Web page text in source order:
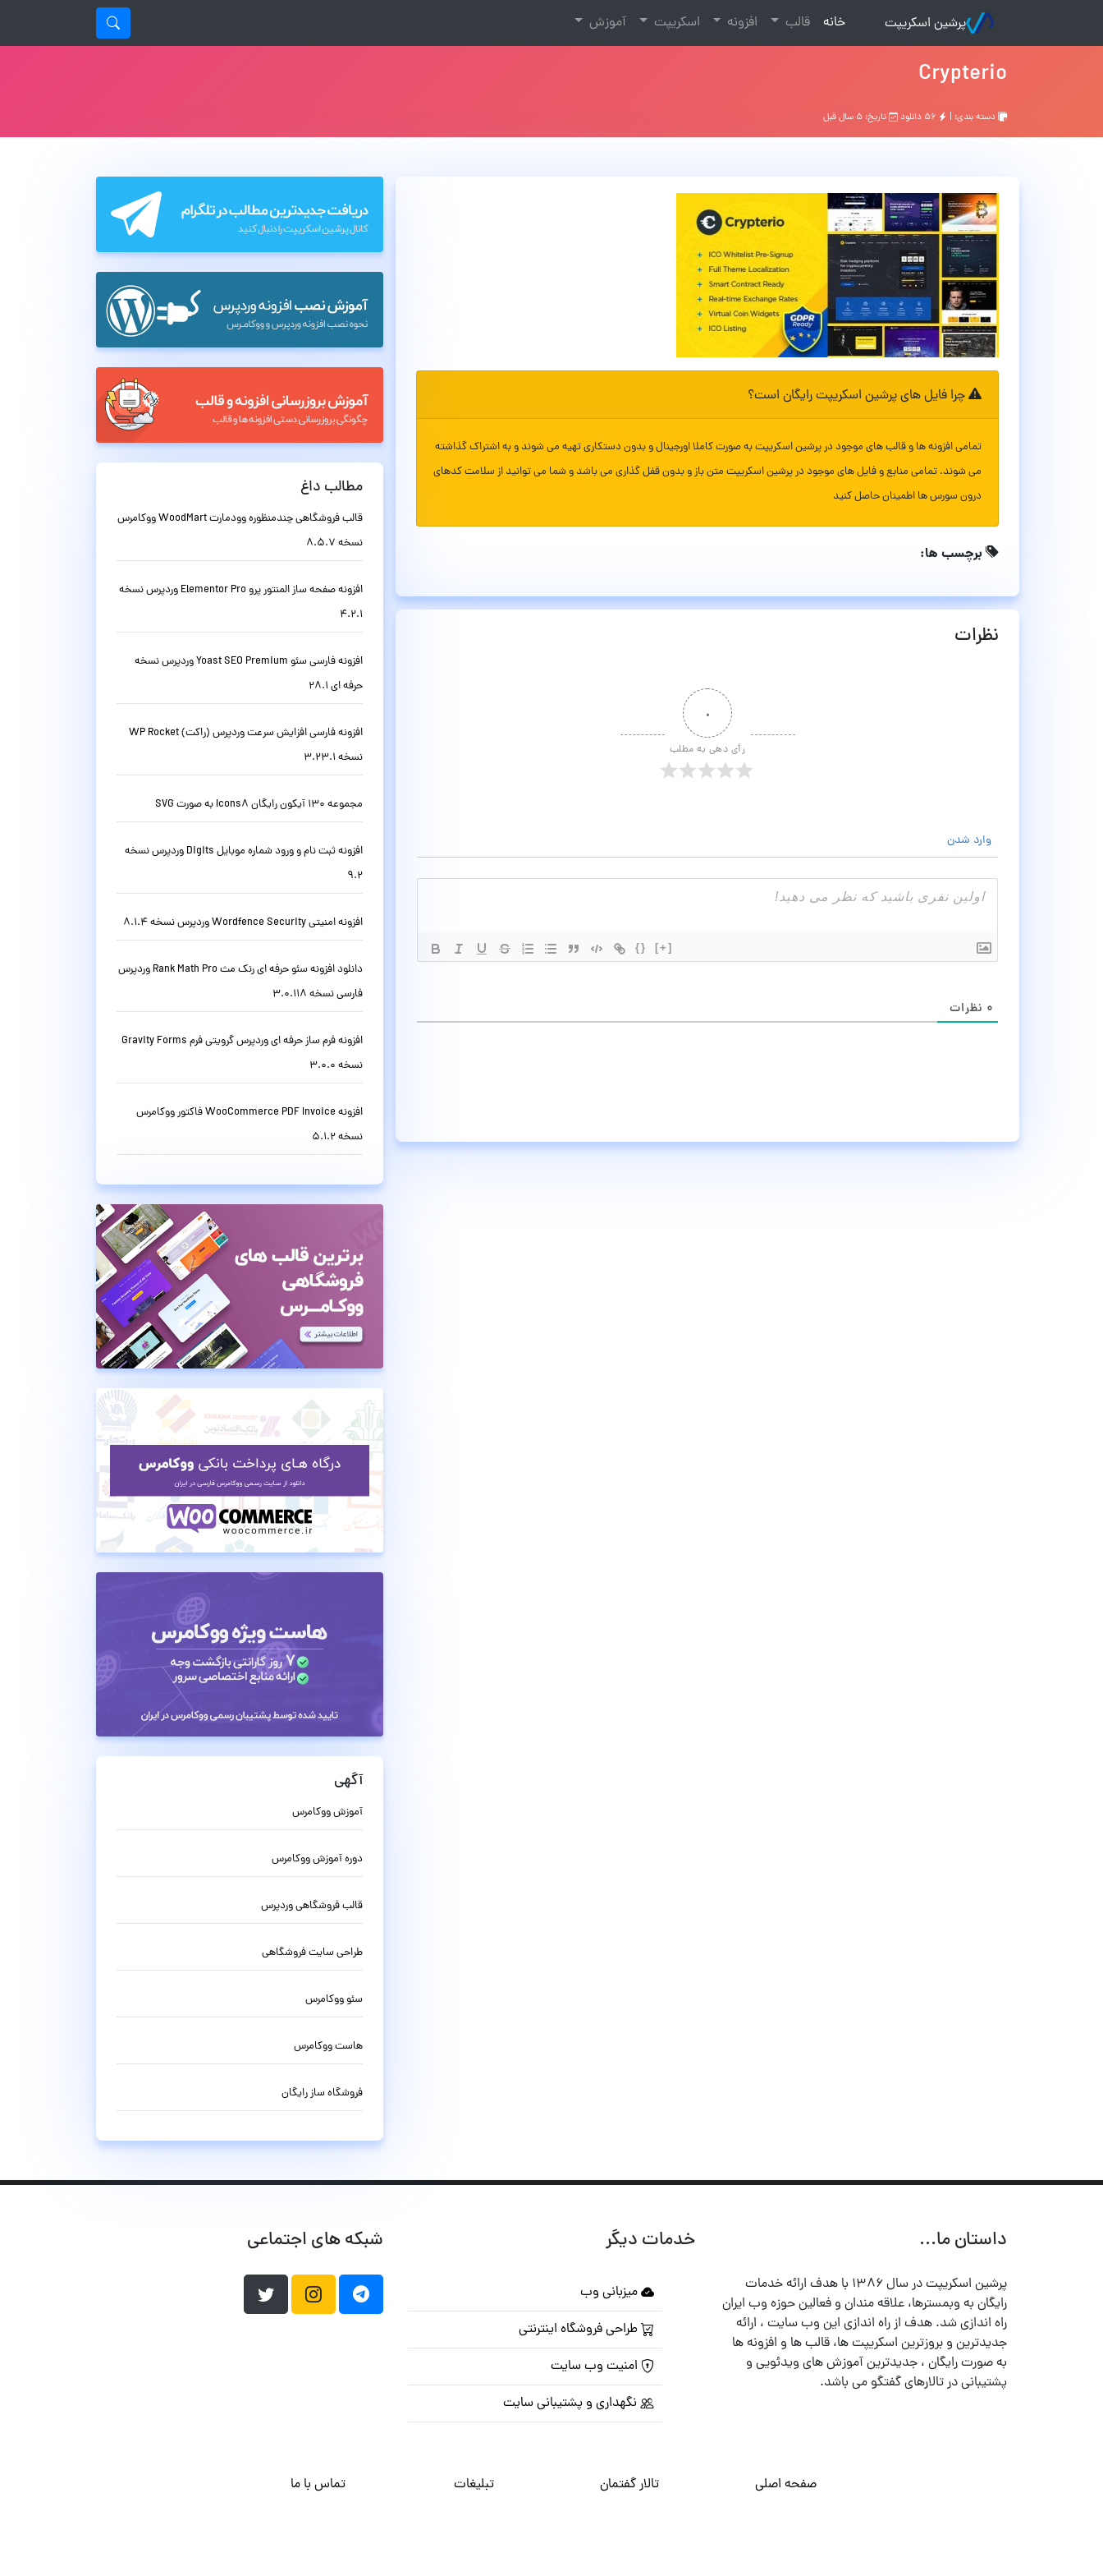
پرشین اسکریپت خانه
(current) قالب افزونه اسکریپت آموزش
Crypterio
دسته بندی: | تاریخ: ۵ سال قبل
چرا فایل های پرشین اسکریپت رایگان است؟
تمامی افزونه ها و قالب های موجود در پرشین اسکریپت به صورت کاملا اورجینال و بدون دستکاری تهیه می شوند و به اشتراک گذاشته
می شوند. تمامی منابع و فایل های موجود در پرشین اسکریپت متن باز و بدون قفل گذاری می باشد و شما می توانید از سلامت کدهای
درون سورس ها اطمینان حاصل کنید
برچسب ها:
نظرات
۰
رأی دهی به مطلب
وارد شدن
{} [+]
۰ نظرات
مطالب داغ
قالب فروشگاهی چندمنظوره وودمارت WoodMart ووکامرس
نسخه 8.5.7
افزونه صفحه ساز المنتور پرو Elementor Pro وردپرس نسخه
4.2.1
افزونه فارسی سئو Yoast SEO Premium وردپرس نسخه
حرفه ای 28.1
افزونه فارسی افزایش سرعت وردپرس (راکت) WP Rocket
نسخه 3.23.1
مجموعه 130 آیکون رایگان Icons8 به صورت SVG
افزونه ثبت نام و ورود شماره موبایل Digits وردپرس نسخه
9.2
افزونه امنیتی Wordfence Security وردپرس نسخه 8.1.4
دانلود افزونه سئو حرفه ای رنک مث Rank Math Pro وردپرس
فارسی نسخه 3.0.118
افزونه فرم ساز حرفه ای وردپرس گرویتی فرم Gravity Forms
نسخه 3.0.0
افزونه WooCommerce PDF Invoice فاکتور ووکامرس
نسخه 5.1.2
آگهی
آموزش ووکامرس
دوره آموزش ووکامرس
قالب فروشگاهی وردپرس
طراحی سایت فروشگاهی
سئو ووکامرس
هاست ووکامرس
فروشگاه ساز رایگان
داستان ما...
پرشین اسکریپت در سال ۱۳۸۶ با هدف ارائه خدمات
رایگان به وبمسترها، علاقه مندان و فعالین حوزه وب ایران
راه اندازی شد. هدف از راه اندازی این وب سایت ، ارائه
جدیدترین و بروزترین اسکریپت ها، قالب ها و افزونه ها
به صورت رایگان ، جدیدترین آموزش های ویدئویی و
پشتیبانی در تالارهای گفتگو می باشد.
خدمات دیگر
میزبانی وب
طراحی فروشگاه اینترنتی
امنیت وب سایت
نگهداری و پشتیبانی سایت
شبکه های اجتماعی
صفحه اصلی تالار گفتمان تبلیغات تماس با ما